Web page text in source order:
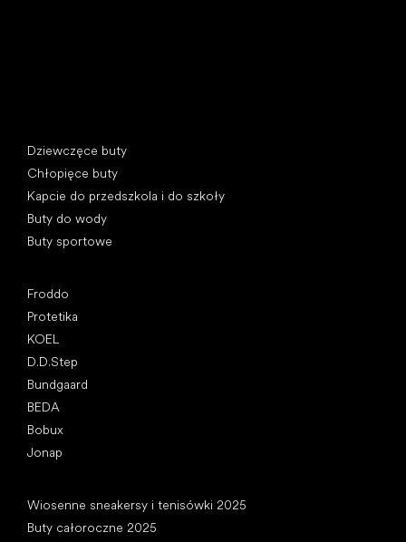
Dziewczęce buty
Chłopięce buty
Kapcie do przedszkola i do szkoły
Buty do wody
Buty sportowe
Froddo
Protetika
KOEL
D.D.Step
Bundgaard
BEDA
Bobux
Jonap
Wiosenne sneakersy i tenisówki 2025
Buty całoroczne 2025